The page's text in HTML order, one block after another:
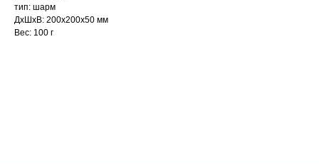
тип: шарм
ДxШxВ: 200x200x50 мм
Вес: 100 г